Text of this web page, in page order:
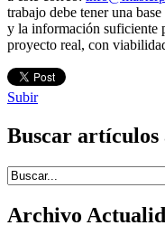
trabajo debe tener una
y la información suficiente
proyecto real, con
Subir
Buscar artículos
Introduce términos de
Archivo